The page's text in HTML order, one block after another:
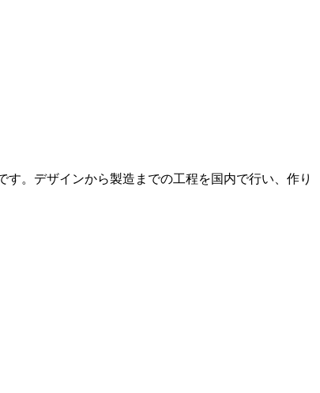
す。デザインから製造までの工程を国内で行い、作り